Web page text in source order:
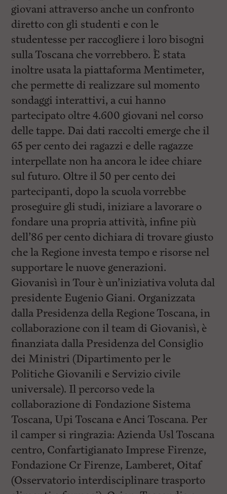
giovani attraverso anche un confronto
diretto con gli studenti e con le
studentesse per raccogliere i loro bisogni
sulla Toscana che vorrebbero. È stata
inoltre usata la piattaforma Mentimeter,
che permette di realizzare sul momento
sondaggi interattivi, a cui hanno
partecipato oltre 4.600 giovani nel corso
delle tappe. Dai dati raccolti emerge che il
65 per cento dei ragazzi e delle ragazze
interpellate non ha ancora le idee chiare
sul futuro. Oltre il 50 per cento dei
partecipanti, dopo la scuola vorrebbe
proseguire gli studi, iniziare a lavorare o
fondare una propria attività, infine più
dell’86 per cento dichiara di trovare giusto
che la Regione investa tempo e risorse nel
supportare le nuove generazioni.
Giovanisì in Tour è un’iniziativa voluta dal
presidente Eugenio Giani. Organizzata
dalla Presidenza della Regione Toscana, in
collaborazione con il team di Giovanisì, è
finanziata dalla Presidenza del Consiglio
dei Ministri (Dipartimento per le
Politiche Giovanili e Servizio civile
universale). Il percorso vede la
collaborazione di Fondazione Sistema
Toscana, Upi Toscana e Anci Toscana. Per
il camper si ringrazia: Azienda Usl Toscana
centro, Confartigianato Imprese Firenze,
Fondazione Cr Firenze, Lamberet, Oitaf
(Osservatorio interdisciplinare trasporto